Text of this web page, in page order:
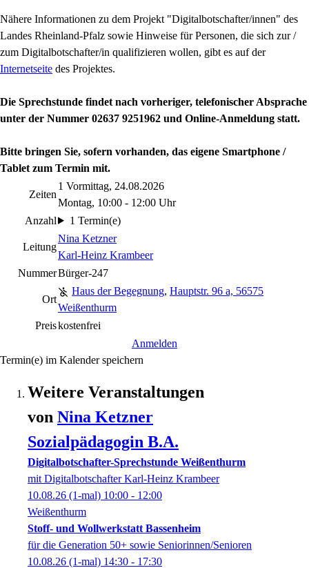
Nähere Informationen zu dem Projekt "Digitalbotschafter/innen" des
Landes Rheinland-Pfalz sowie Hinweise für Personen, die sich zur /
zum Digitalbotschafter/in qualifizieren wollen, gibt es auf der
Internetseite des Projektes.
Die Sprechstunde findet nach vorheriger, telefonischer Absprache
unter der Nummer 02637 9251962 und Online-Anmeldung statt.
Bitte bringen Sie, sofern vorhanden, das eigene Smartphone /
Tablet zum Termin mit.
Zeiten
1 Vormittag, 24.08.2026
Montag, 10:00 - 12:00 Uhr
Anzahl
1 Termin(e)
Leitung
Nina Ketzner
Karl-Heinz Krambeer
NummerBürger-247
Ort
Haus der Begegnung, Hauptstr. 96 a, 56575
Weißenthurm
Preiskostenfrei
Anmelden
Termin(e) im Kalender speichern
Weitere Veranstaltungen
von Nina Ketzner
Sozialpädagogin B.A.
Digitalbotschafter-Sprechstunde Weißenthurm
mit Digitalbotschafter Karl-Heinz Krambeer
10.08.26 (1-mal) 10:00 - 12:00
Weißenthurm
Stoff- und Wollwerkstatt Bassenheim
für die Generation 50+ sowie Seniorinnen/Senioren
10.08.26 (1-mal) 14:30 - 17:30